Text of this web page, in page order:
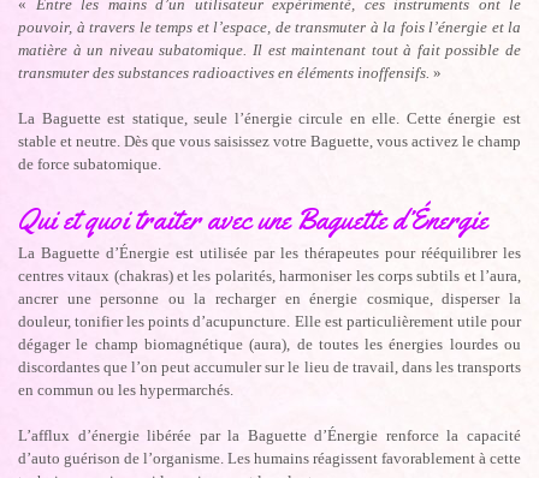
« Entre les mains d’un utilisateur expérimenté, ces instruments ont le
pouvoir, à travers le temps et l’espace, de transmuter à la fois l’énergie et la
matière à un niveau subatomique. Il est maintenant tout à fait possible de
transmuter des substances radioactives en éléments inoffensifs. »
La Baguette est statique, seule l’énergie circule en elle. Cette énergie est
stable et neutre. Dès que vous saisissez votre Baguette, vous activez le champ
de force subatomique.
Qui et quoi traiter avec une Baguette d’Énergie
La Baguette d’Énergie est utilisée par les thérapeutes pour rééquilibrer les
centres vitaux (chakras) et les polarités, harmoniser les corps subtils et l’aura,
ancrer une personne ou la recharger en énergie cosmique, disperser la
douleur, tonifier les points d’acupuncture. Elle est particulièrement utile pour
dégager le champ biomagnétique (aura), de toutes les énergies lourdes ou
discordantes que l’on peut accumuler sur le lieu de travail, dans les transports
en commun ou les hypermarchés.
L’afflux d’énergie libérée par la Baguette d’Énergie renforce la capacité
d’auto guérison de l’organisme. Les humains réagissent favorablement à cette